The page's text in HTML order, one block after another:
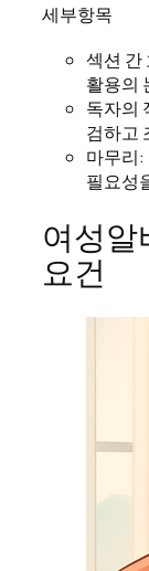
세부항목
섹션 간
활용의
독자의
검하고
마무리:
필요성
여성알
요건